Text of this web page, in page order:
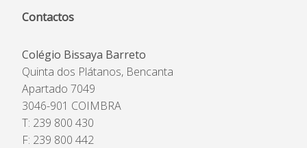
Contactos
Colégio Bissaya Barreto
Quinta dos Plátanos, Bencanta
Apartado 7049
3046-901 COIMBRA
T: 239 800 430
F: 239 800 442